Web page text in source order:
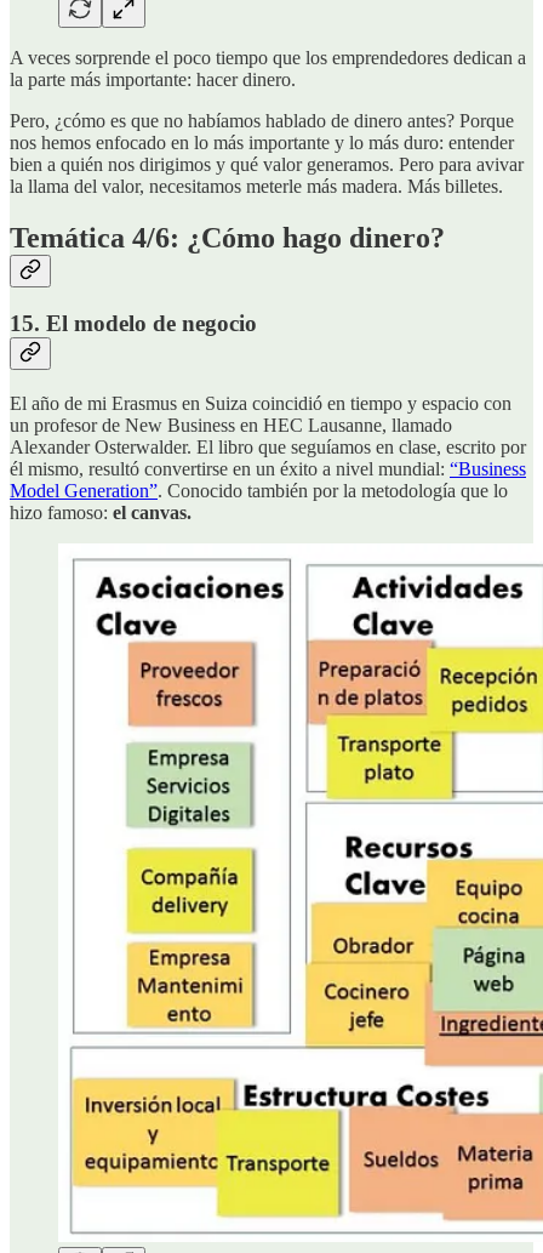
A veces sorprende el poco tiempo que los emprendedores dedican a
la parte más importante: hacer dinero.
Pero, ¿cómo es que no habíamos hablado de dinero antes? Porque
nos hemos enfocado en lo más importante y lo más duro: entender
bien a quién nos dirigimos y qué valor generamos. Pero para avivar
la llama del valor, necesitamos meterle más madera. Más billetes.
Temática 4/6: ¿Cómo hago dinero?
15. El modelo de negocio
El año de mi Erasmus en Suiza coincidió en tiempo y espacio con
un profesor de New Business en HEC Lausanne, llamado
Alexander Osterwalder. El libro que seguíamos en clase, escrito por
él mismo, resultó convertirse en un éxito a nivel mundial: “Business
Model Generation”. Conocido también por la metodología que lo
hizo famoso: el canvas.